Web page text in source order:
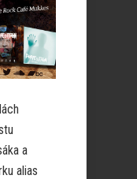
a
alias